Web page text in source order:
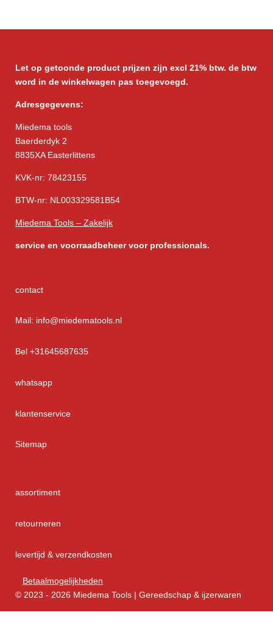
Let op getoonde product prijzen zijn excl 21% btw. de btw
word in de winkelwagen pas toegevoegd.
Adresgegevens:
Miedema tools
Baerderdyk 2
8835XA Easterlittens
KVK-nr: 78423155
BTW-nr: NL003329581B54
Miedema Tools – Zakelijk
service en voorraadbeheer voor professionals.
contact
Mail: info@miedematools.nl
Bel +31645687635
whatsapp
klantenservice
Sitemap
assortiment
retourneren
levertijd & verzendkosten
Betaalmogelijkheden
© 2023 - 2026 Miedema Tools | Gereedschap & ijzerwaren